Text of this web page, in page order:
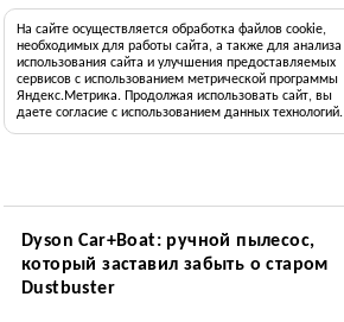
На сайте осуществляется обработка файлов cookie,
необходимых для работы сайта, а также для анализа
использования сайта и улучшения предоставляемых
сервисов с использованием метрической программы
Яндекс.Метрика. Продолжая использовать сайт, вы
даете согласие с использованием данных технологий.
Dyson Car+Boat: ручной пылесос,
который заставил забыть о старом
Dustbuster